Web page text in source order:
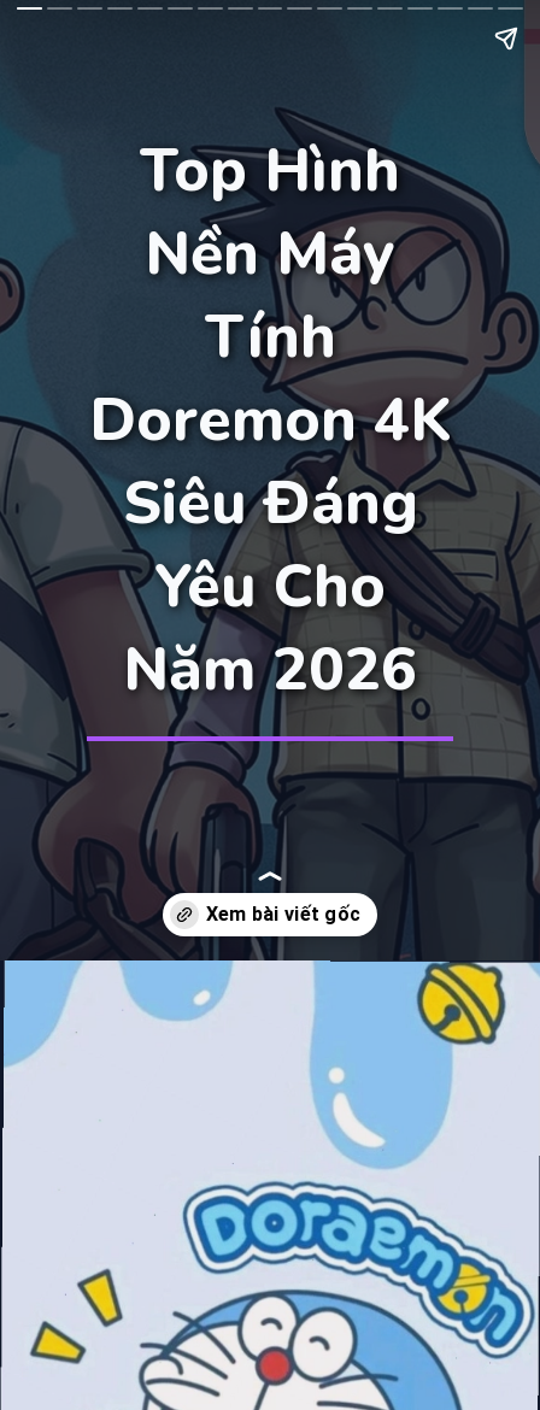
Top Hình
Nền Máy
Tính
Doremon 4K
Siêu Đáng
Yêu Cho
Năm 2026
Đang mở